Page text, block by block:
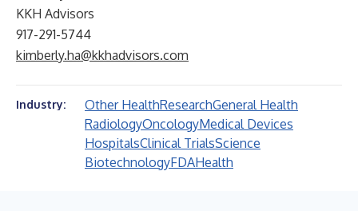
KKH Advisors
917-291-5744
kimberly.ha@kkhadvisors.com
Industry: Other HealthResearchGeneral Health
RadiologyOncologyMedical Devices
HospitalsClinical TrialsScience
BiotechnologyFDAHealth